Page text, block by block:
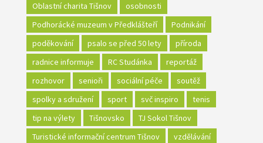
Oblastní charita Tišnov
osobnosti
Podhorácké muzeum v Předklášteří
Podnikání
poděkování
psalo se před 50 lety
příroda
radnice informuje
RC Studánka
reportáž
rozhovor
senioři sociální péče
soutěž
spolky a sdružení
sport svč inspiro
tenis
tip na výlety
Tišnovsko
TJ Sokol Tišnov
Turistické informační centrum Tišnov
vzdělávání